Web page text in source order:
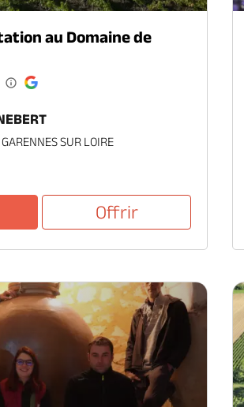
au Domaine de
SUR LOIRE
Offrir